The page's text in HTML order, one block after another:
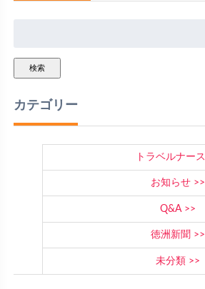
検索
カテゴリー
トラベルナース
お知らせ
Q&A
徳洲新聞
未分類